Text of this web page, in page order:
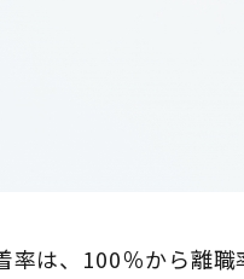
率は、100％から離職